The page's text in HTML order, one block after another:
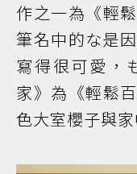
作之一為《輕
筆名中的な是
寫得很可愛，
家》為《輕鬆
色大室櫻子與